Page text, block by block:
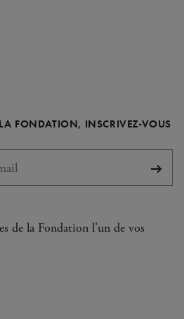
LA FONDATION, INSCRIVEZ-VOUS
de la Fondation l'un de vos